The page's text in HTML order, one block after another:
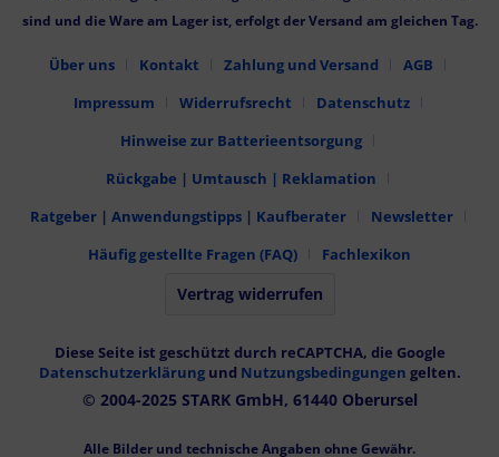
sind und die Ware am Lager ist, erfolgt der Versand am gleichen Tag.
Über uns Kontakt Zahlung und Versand
AGB
Impressum
Widerrufsrecht
Datenschutz
Hinweise zur Batterieentsorgung
Rückgabe | Umtausch | Reklamation
Ratgeber | Anwendungstipps | Kaufberater
Newsletter
Häufig gestellte Fragen (FAQ)
Fachlexikon
Vertrag widerrufen
Diese Seite ist geschützt durch reCAPTCHA, die Google
Datenschutzerklärungund Nutzungsbedingungen gelten.
© 2004-2025 STARK GmbH, 61440 Oberursel
Alle Bilder und technische Angaben ohne Gewähr.